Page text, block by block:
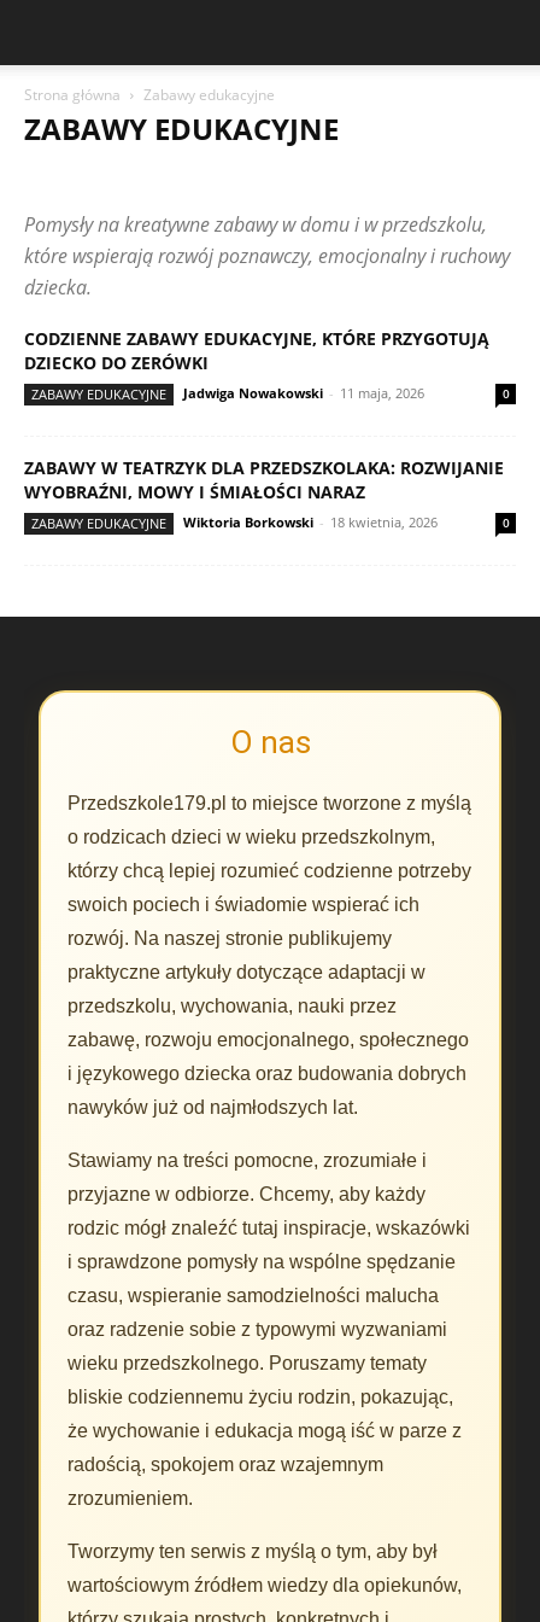
Strona główna Zabawy edukacyjne
ZABAWY EDUKACYJNE
PRZYGOTOWANIE DO SZKOŁY
ROZWÓJ EMOCJONALNY
ROZWÓJ MOWY
ROZWÓJ POZNAWCZY
ROZWÓJ SPOŁECZNY
RUTYNA I ORGANIZACJA DNIA
SAMODZIELNOŚĆ DZIECKA
WSPÓŁPRACA Z PRZEDSZKOLEM
ŻYWIENIE PRZEDSZKOLAKA
Pomysły na kreatywne zabawy w domu i w przedszkolu,
które wspierają rozwój poznawczy, emocjonalny i ruchowy
dziecka.
CODZIENNE ZABAWY EDUKACYJNE, KTÓRE PRZYGOTUJĄ
DZIECKO DO ZERÓWKI
ZABAWY EDUKACYJNE Jadwiga Nowakowski - 11 maja, 2026 0
ZABAWY W TEATRZYK DLA PRZEDSZKOLAKA: ROZWIJANIE
WYOBRAŹNI, MOWY I ŚMIAŁOŚCI NARAZ
ZABAWY EDUKACYJNE Wiktoria Borkowski - 18 kwietnia, 2026 0
O nas
Przedszkole179.pl to miejsce tworzone z myślą
o rodzicach dzieci w wieku przedszkolnym,
którzy chcą lepiej rozumieć codzienne potrzeby
swoich pociech i świadomie wspierać ich
rozwój. Na naszej stronie publikujemy
praktyczne artykuły dotyczące adaptacji w
przedszkolu, wychowania, nauki przez
zabawę, rozwoju emocjonalnego, społecznego
i językowego dziecka oraz budowania dobrych
nawyków już od najmłodszych lat.
Stawiamy na treści pomocne, zrozumiałe i
przyjazne w odbiorze. Chcemy, aby każdy
rodzic mógł znaleźć tutaj inspiracje, wskazówki
i sprawdzone pomysły na wspólne spędzanie
czasu, wspieranie samodzielności malucha
oraz radzenie sobie z typowymi wyzwaniami
wieku przedszkolnego. Poruszamy tematy
bliskie codziennemu życiu rodzin, pokazując,
że wychowanie i edukacja mogą iść w parze z
radością, spokojem oraz wzajemnym
zrozumieniem.
Tworzymy ten serwis z myślą o tym, aby był
wartościowym źródłem wiedzy dla opiekunów,